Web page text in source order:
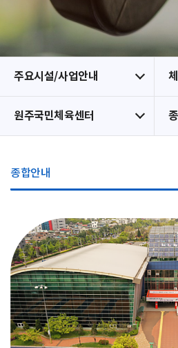
주요시설/사업안내
원주국민체육센터
종합안내